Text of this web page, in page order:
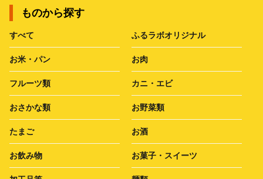
ものから探す
すべて ふるラボオリジナル
お米・パン お肉
フルーツ類 カニ・エビ
おさかな類 お野菜類
たまご お酒
お飲み物 お菓子・スイーツ